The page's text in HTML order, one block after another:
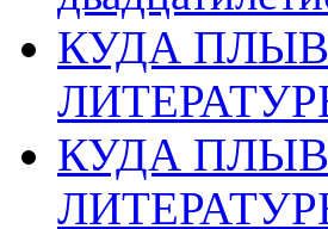
КУДА
КУДА